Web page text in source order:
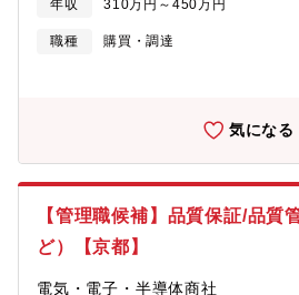
部品のため部品点数は数千点になりま
で丁寧に教育を行います。
年収 310万円～450万円
職種
購買・調達
気になる
【管理職候補】品質保証/品質
ど）【京都】
電気・電子・半導体商社